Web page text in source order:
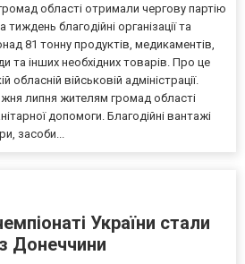
області отримали чергову партію
благодійні організації та
81 тонну продуктів, медикаментів,
та інших необхідних товарів. Про це
військовій адміністрації.
липня жителям громад області
допомоги. Благодійні вантажі
засоби...
України стали
Донеччини